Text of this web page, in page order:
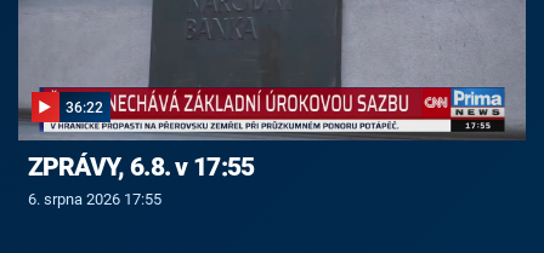
36:22
ZPRÁVY, 6.8. v 17:55
6. srpna 2026 17:55